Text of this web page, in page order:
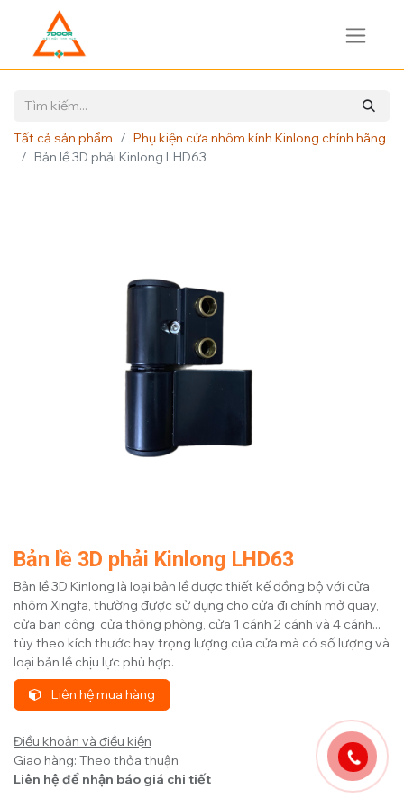
Tất cả sản phẩm
Phụ kiện cửa nhôm kính Kinlong chính hãng
Bản lề 3D phải Kinlong LHD63
Bản lề 3D phải Kinlong LHD63
Bản lề 3D Kinlong là loại bản lề được thiết kế đồng bộ với cửa
nhôm Xingfa, thường được sử dụng cho cửa đi chính mở quay,
cửa ban công, cửa thông phòng, cửa 1 cánh 2 cánh và 4 cánh...
tùy theo kích thước hay trọng lượng của cửa mà có số lượng và
loại bản lề chịu lực phù hợp.
Liên hệ mua hàng
Điều khoản và điều kiện
Giao hàng: Theo thỏa thuận
Liên hệ để nhận báo giá chi tiết